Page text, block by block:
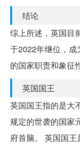
结论
综上所述，英国目
于2022年继位，
的国家职责和象征
英国国王
英国国王指的是大
规定的世袭的国家
府首脑。 英国国